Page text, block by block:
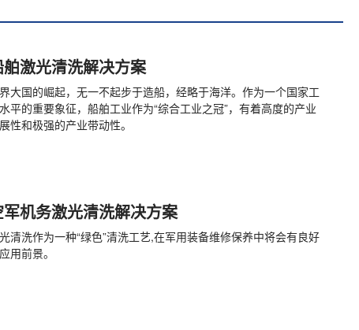
激光清洗解决方案
大国的崛起，无一不起步于造船，经略于海洋。作为一个国家工
平的重要象征，船舶工业作为“综合工业之冠”，有着高度的产业
性和极强的产业带动性。
军机务激光清洗解决方案
清洗作为一种“绿色”清洗工艺,在军用装备维修保养中将会有良好
用前景。